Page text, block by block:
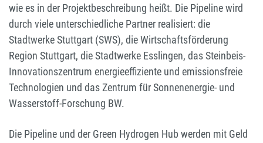
wie es in der Projektbeschreibung heißt. Die Pipeline wird
durch viele unterschiedliche Partner realisiert: die
Stadtwerke Stuttgart (SWS), die Wirtschaftsförderung
Region Stuttgart, die Stadtwerke Esslingen, das Steinbeis-
Innovationszentrum energieeffiziente und emissionsfreie
Technologien und das Zentrum für Sonnenenergie- und
Wasserstoff-Forschung BW.
Die Pipeline und der Green Hydrogen Hub werden mit Geld